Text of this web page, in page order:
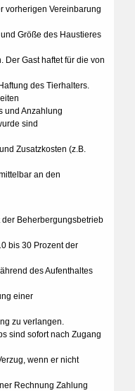
vorherigen Vereinbarung
Größe des Haustieres
Der Gast haftet für die von
des Tierhalters.
und Anzahlung
sind
Zusatzkosten (z.B.
an den
Beherbergungsbetrieb
bis 30 Prozent der
des Aufenthaltes
einer
zu verlangen.
sind sofort nach Zugang
wenn er nicht
Rechnung Zahlung